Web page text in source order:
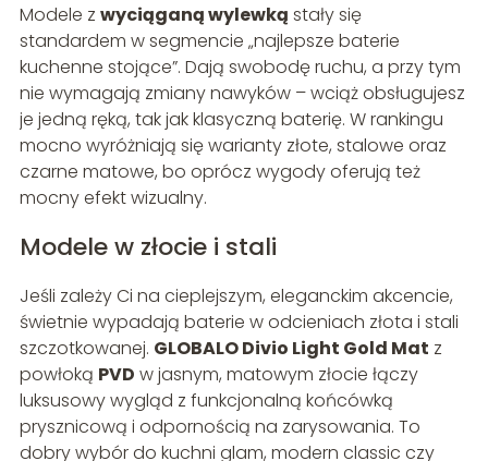
Modele z wyciąganą wylewką stały się
standardem w segmencie „najlepsze baterie
kuchenne stojące”. Dają swobodę ruchu, a przy tym
nie wymagają zmiany nawyków – wciąż obsługujesz
je jedną ręką, tak jak klasyczną baterię. W rankingu
mocno wyróżniają się warianty złote, stalowe oraz
czarne matowe, bo oprócz wygody oferują też
mocny efekt wizualny.
Modele w złocie i stali
Jeśli zależy Ci na cieplejszym, eleganckim akcencie,
świetnie wypadają baterie w odcieniach złota i stali
szczotkowanej. GLOBALO Divio Light Gold Mat z
powłoką PVD w jasnym, matowym złocie łączy
luksusowy wygląd z funkcjonalną końcówką
prysznicową i odpornością na zarysowania. To
dobry wybór do kuchni glam, modern classic czy